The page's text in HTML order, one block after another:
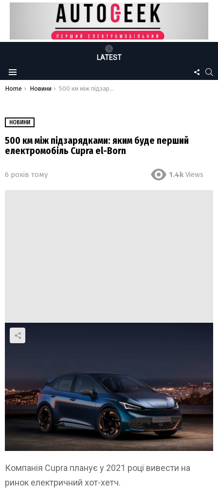
LATEST
Menu
US
You are here:
Home Новини 500 км між підзарядками: яким буде перший електромобіль Cupra el-Born
НОВИНИ
500 км між підзарядками: яким буде перший
електромобіль Cupra el-Born
6 років тому 1.4k Views
Компанія Cupra планує у 2021 році вивести на
ринок електричний хот-хетч.